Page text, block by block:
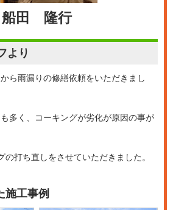
船田 隆行
より
ら雨漏りの修繕依頼をいただきまし
多く、コーキングが劣化が原因の事が
打ち直しをさせていただきました。
施工事例